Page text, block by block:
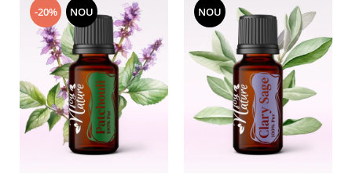
-20% NOU NOU